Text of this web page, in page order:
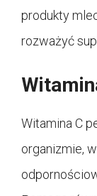
produkty
rozważyć
Witamina C
organizmie,